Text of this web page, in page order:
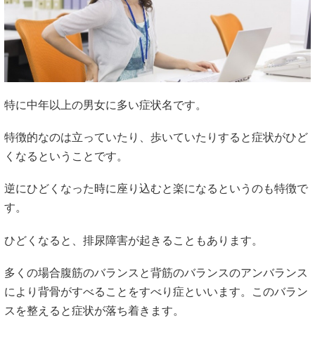
特に中年以上の男女に多い症状名です。
特徴的なのは立っていたり、歩いていたりすると症状がひど
くなるということです。
逆にひどくなった時に座り込むと楽になるというのも特徴で
す。
ひどくなると、排尿障害が起きることもあります。
多くの場合腹筋のバランスと背筋のバランスのアンバランス
により背骨がすべることをすべり症といいます。このバラン
スを整えると症状が落ち着きます。